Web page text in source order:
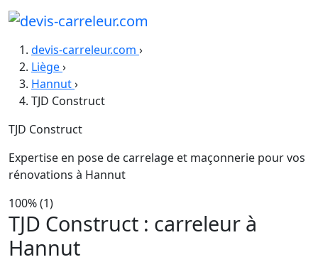
devis-carreleur.com ›
Liège›
Hannut›
TJD Construct
TJD Construct
Expertise en pose de carrelage et maçonnerie pour vos
rénovations à Hannut
100%(1)
TJD Construct : carreleur à
Hannut